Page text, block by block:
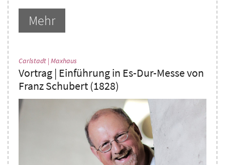
Mehr
Carlstadt | Maxhaus
Vortrag | Einführung in Es-Dur-Messe von
Franz Schubert (1828)